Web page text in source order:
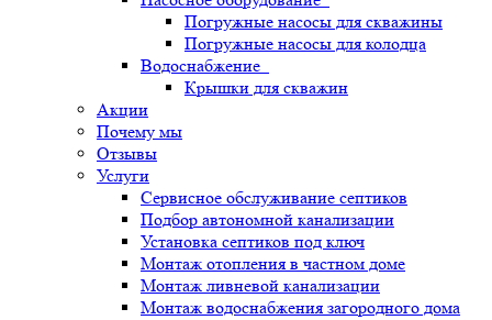
Погружные насосы для скважины
Погружные насосы для колодца
Водоснабжение
Крышки для скважин
Акции
Почему мы
Отзывы
Услуги
Сервисное обслуживание септиков
Подбор автономной канализации
Установка септиков под ключ
Монтаж отопления в частном доме
Монтаж ливневой канализации
Монтаж водоснабжения загородного дома